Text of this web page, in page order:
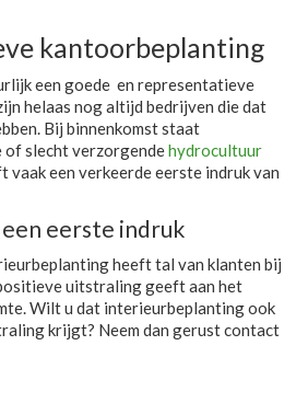
kantoorbeplanting
een goede en representatieve
helaas nog altijd bedrijven die dat
Bij binnenkomst staat
of slecht verzorgendehydrocultuur
vaak een verkeerde eerste indruk van
eerste indruk
heeft tal van klanten bij
uitstraling geeft aan het
Wilt u dat interieurbeplanting ook
krijgt? Neem dan gerust contact